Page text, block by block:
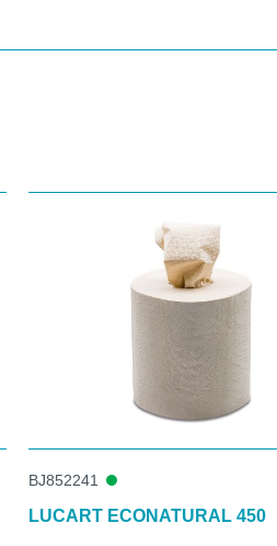
BJ852241
LUCART ECONATURAL 450